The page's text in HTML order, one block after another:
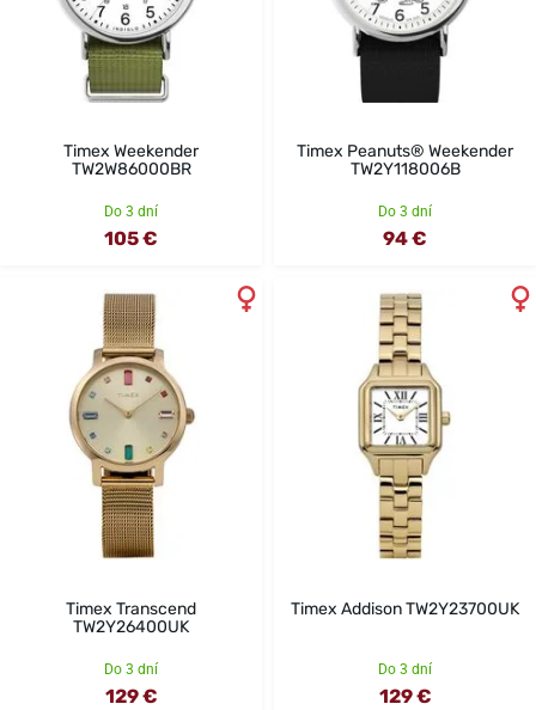
Timex Weekender
TW2W86000BR
Do 3 dní
105 €
Timex Peanuts® Weekender
TW2Y118006B
Do 3 dní
94 €
Timex Transcend
TW2Y26400UK
Do 3 dní
129 €
Timex Addison TW2Y23700UK
Do 3 dní
129 €